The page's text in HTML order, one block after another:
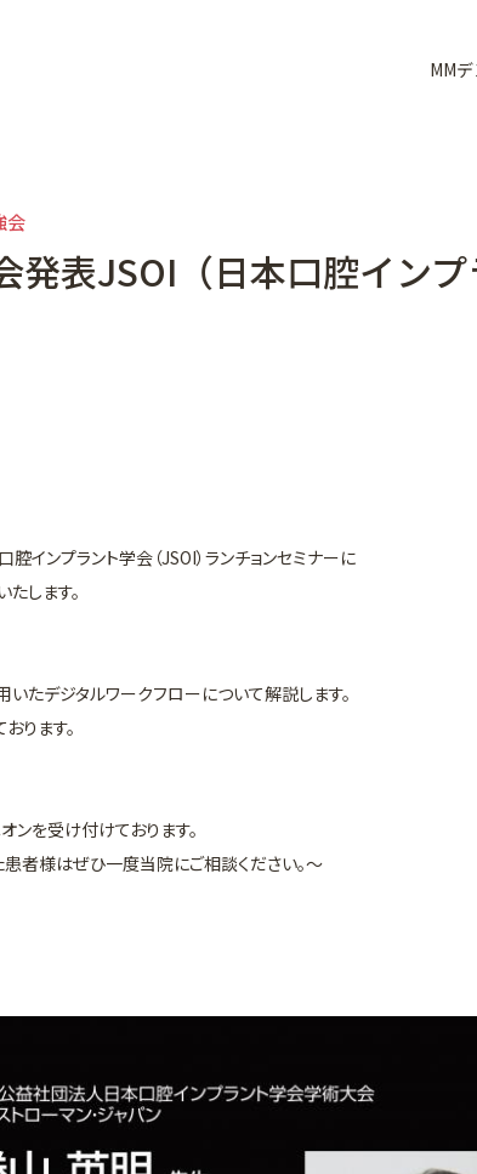
MM
会
発表JSOI（日本口腔インプ
腔インプラント学会（JSOI）ランチョンセミナーに
します。
たデジタルワークフローについて解説します。
ります。
ンを受け付けております。
者様はぜひ一度当院にご相談ください。～